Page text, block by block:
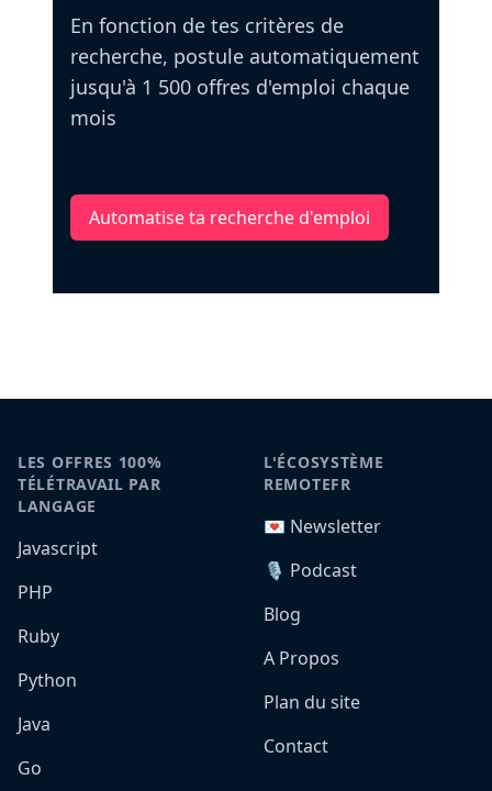
En fonction de tes critères de
recherche, postule automatiquement
jusqu'à 1 500 offres d'emploi chaque
mois
Automatise ta recherche d'emploi
LES OFFRES 100%
TÉLÉTRAVAIL PAR
LANGAGE
Javascript
PHP
Ruby
Python
Java
Go
L'ÉCOSYSTÈME
REMOTEFR
💌 Newsletter
🎙️ Podcast
Blog
A Propos
Plan du site
Contact